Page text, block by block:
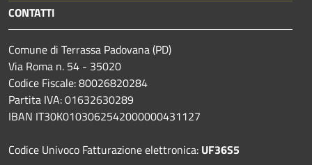
CONTATTI
Comune di Terrassa Padovana (PD)
Via Roma n. 54 - 35020
Codice Fiscale: 80026820284
Partita IVA: 01632630289
IBAN IT30K0103062542000000431127
Codice Univoco Fatturazione elettronica: UF36S5